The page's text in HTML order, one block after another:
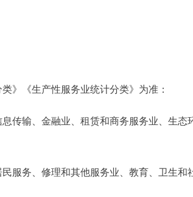
《生产性服务业统计分类》为准：
输、金融业、租赁和商务服务业、生态
务、修理和其他服务业、教育、卫生和